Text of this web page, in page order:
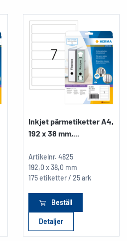
Inkjet pärmetiketter A4,
192 x 38 mm,...
Artikelnr. 4825
192,0 x 38,0 mm
175 etiketter / 25 ark
Beställ
Detaljer